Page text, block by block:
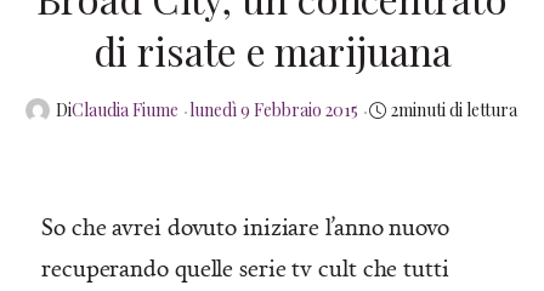
di risate e marijuana
DiClaudia Fiume Posted
lunedì 9 Febbraio 2015 2minuti di lettura
So che avrei dovuto iniziare l’anno nuovo
recuperando quelle serie tv cult che tutti